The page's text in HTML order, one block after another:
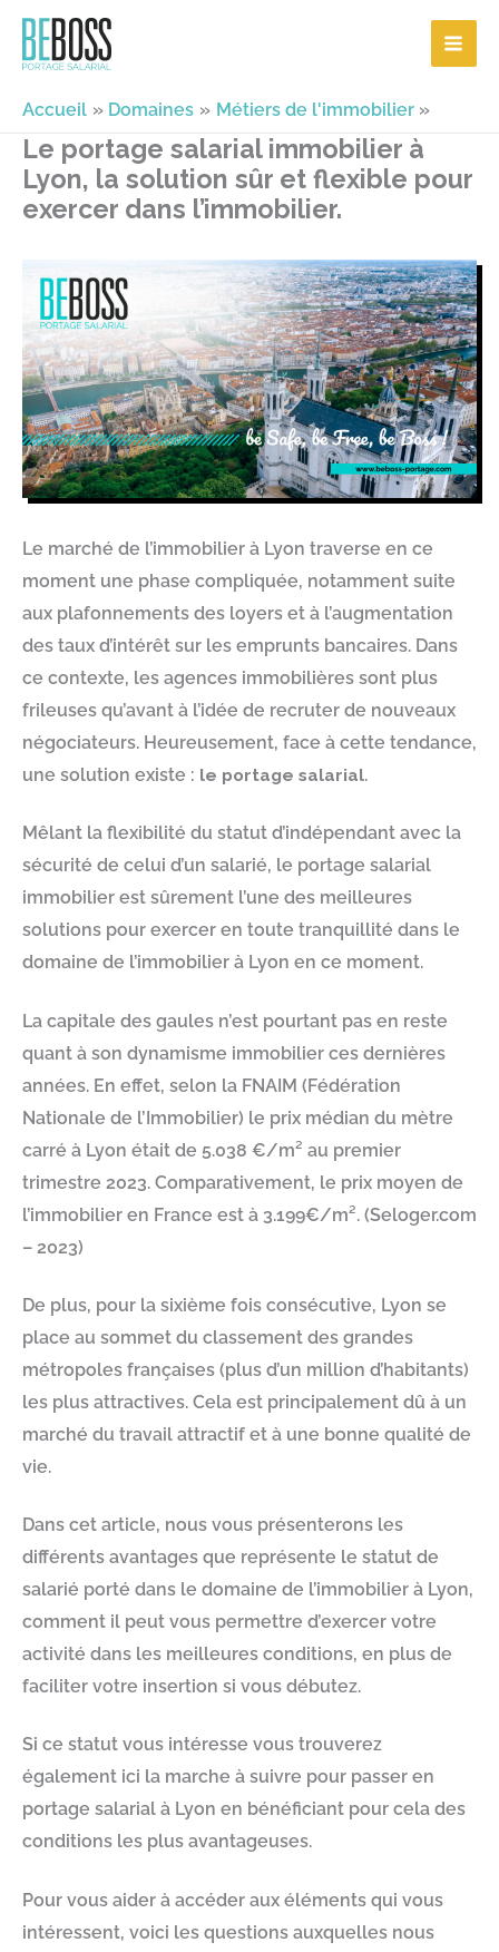
Aller
Accueil
Domaines Métiers de l'immobilier
Le portage salarial immobilier à
Lyon, la solution sûr et flexible pour
exercer dans l’immobilier.
Le marché de l’immobilier à Lyon traverse en ce
moment une phase compliquée, notamment suite
aux plafonnements des loyers et à l’augmentation
des taux d’intérêt sur les emprunts bancaires. Dans
ce contexte, les agences immobilières sont plus
frileuses qu’avant à l’idée de recruter de nouveaux
négociateurs. Heureusement, face à cette tendance,
une solution existe : le portage salarial.
Mêlant la flexibilité du statut d’indépendant avec la
sécurité de celui d’un salarié, le portage salarial
immobilier est sûrement l’une des meilleures
solutions pour exercer en toute tranquillité dans le
domaine de l’immobilier à Lyon en ce moment.
La capitale des gaules n’est pourtant pas en reste
quant à son dynamisme immobilier ces dernières
années. En effet, selon la FNAIM (Fédération
Nationale de l’Immobilier) le prix médian du mètre
carré à Lyon était de 5.038 €/m² au premier
trimestre 2023. Comparativement, le prix moyen de
l’immobilier en France est à 3.199€/m². (Seloger.com
– 2023)
De plus, pour la sixième fois consécutive, Lyon se
place au sommet du classement des grandes
métropoles françaises (plus d’un million d’habitants)
les plus attractives. Cela est principalement dû à un
marché du travail attractif et à une bonne qualité de
vie.
Dans cet article, nous vous présenterons les
différents avantages que représente le statut de
salarié porté dans le domaine de l’immobilier à Lyon,
comment il peut vous permettre d’exercer votre
activité dans les meilleures conditions, en plus de
faciliter votre insertion si vous débutez.
Si ce statut vous intéresse vous trouverez
également ici la marche à suivre pour passer en
portage salarial à Lyon en bénéficiant pour cela des
conditions les plus avantageuses.
Pour vous aider à accéder aux éléments qui vous
intéressent, voici les questions auxquelles nous